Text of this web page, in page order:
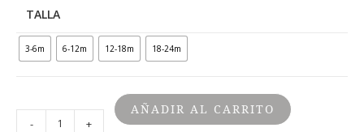
TALLA
3-6m 6-12m 12-18m 18-24m
- +
AÑADIR AL CARRITO